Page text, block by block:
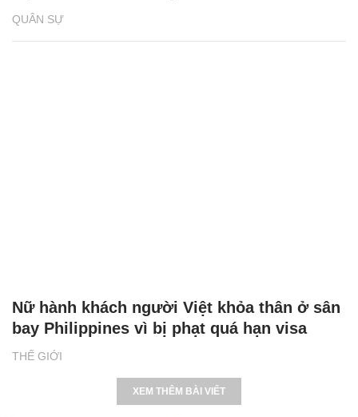
QUÂN SỰ
THẾ GIỚI
Nữ hành khách người Việt khỏa thân ở sân
bay Philippines vì bị phạt quá hạn visa
XEM THÊM BÀI VIẾT